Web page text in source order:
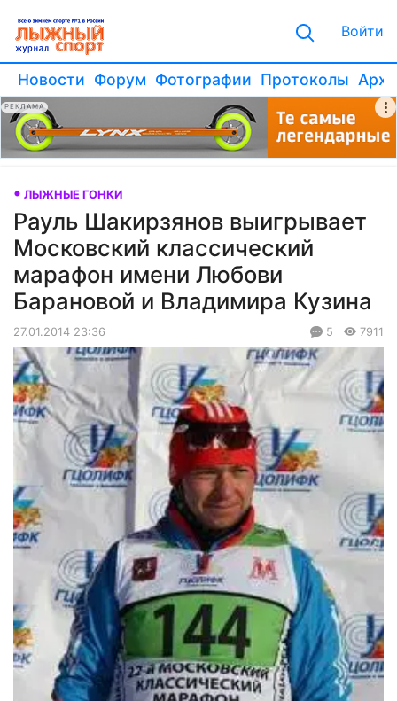
Войти
Новости Форум Фотографии Протоколы
РЕКЛАМА
ЛЫЖНЫЕ ГОНКИ
Рауль Шакирзянов выигрывает
Московский классический
марафон имени Любови
Барановой и Владимира Кузина
27.01.2014 23:36 5 7911